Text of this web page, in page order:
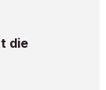
die